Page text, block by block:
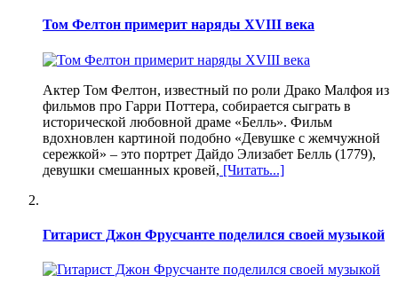
Том Фелтон примерит наряды XVIII века
Актер Том Фелтон, известный по роли Драко Малфоя из
фильмов про Гарри Поттера, собирается сыграть в
исторической любовной драме «Белль». Фильм
вдохновлен картиной подобно «Девушке с жемчужной
сережкой» – это портрет Дайдо Элизабет Белль (1779),
девушки смешанных кровей, [Читать...]
Гитарист Джон Фрусчанте поделился своей музыкой